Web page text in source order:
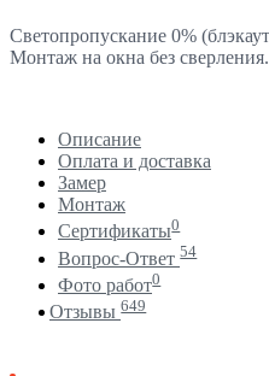
Светопропускание 0%
Монтаж на окна без сверления.
Описание
Оплата и доставка
Замер
Монтаж
Сертификаты0
Вопрос-Ответ 54
Фото работ0
Отзывы 649